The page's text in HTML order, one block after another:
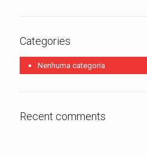
Categories
Nenhuma categoria
Recent comments